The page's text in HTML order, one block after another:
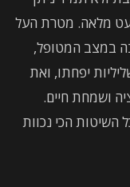
מלאה. מטרת העל
במצב המטופל,
יפחתו, ואת
ושמחת חיים.
השיטות הכי נכוות